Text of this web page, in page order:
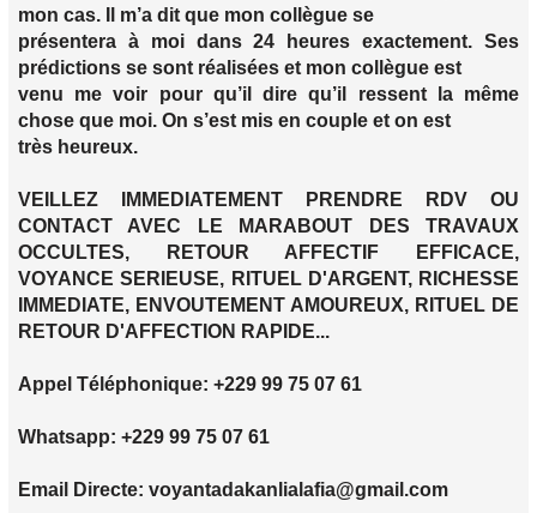
mon cas. Il m’a dit que mon collègue se
présentera à moi dans 24 heures exactement. Ses
prédictions se sont réalisées et mon collègue est
venu me voir pour qu’il dire qu’il ressent la même
chose que moi. On s’est mis en couple et on est
très heureux.
VEILLEZ IMMEDIATEMENT PRENDRE RDV OU
CONTACT AVEC LE MARABOUT DES TRAVAUX
OCCULTES, RETOUR AFFECTIF EFFICACE,
VOYANCE SERIEUSE, RITUEL D'ARGENT, RICHESSE
IMMEDIATE, ENVOUTEMENT AMOUREUX, RITUEL DE
RETOUR D'AFFECTION RAPIDE...
Appel Téléphonique: +229 99 75 07 61
Whatsapp: +229 99 75 07 61
Email Directe: voyantadakanlialafia@gmail.com